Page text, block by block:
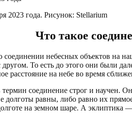
2023 года. Рисунок: Stellarium
Что такое
соединении небесных объектов на
То есть до этого они были
расстояние на небе во время
соединение строг и научен.
долготы равны, либо равно их
на земном шаре. А эклиптика